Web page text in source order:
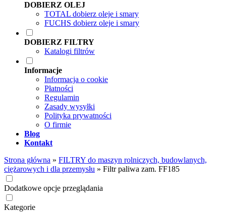
DOBIERZ OLEJ
TOTAL dobierz oleje i smary
FUCHS dobierz oleje i smary
DOBIERZ FILTRY
Katalogi filtrów
Informacje
Informacja o cookie
Płatności
Regulamin
Zasady wysyłki
Polityka prywatności
O firmie
Blog
Kontakt
Strona główna » FILTRY do maszyn rolniczych, budowlanych,
ciężarowych i dla przemysłu » Filtr paliwa zam. FF185
Dodatkowe opcje przeglądania
Kategorie